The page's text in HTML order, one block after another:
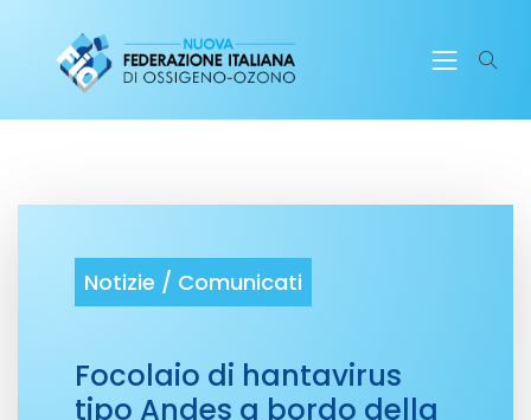
Notizie / Comunicati
Focolaio di hantavirus
tipo Andes a bordo della